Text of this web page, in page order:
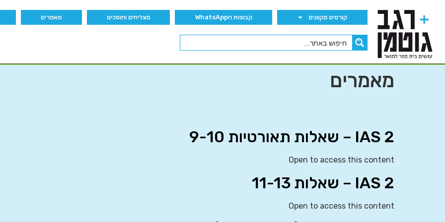
קורסים מקוונים קבוצות הWhatsApp מצליחים וחוסכים מאמרים
מאמרים
IAS 2 – שאלות תאורטיות 9-10
Open to access this content
IAS 2 – שאלות 11-13
Open to access this content